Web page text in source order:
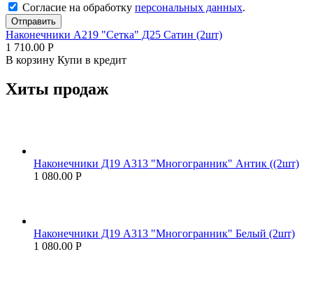
Согласие на обработку персональных данных.
Отправить
Наконечники А219 "Сетка" Д25 Сатин (2шт)
1 710.00 Р
В корзину Купи в кредит
Хиты продаж
Наконечники Д19 А313 "Многогранник" Антик ((2шт)
1 080.00 Р
Наконечники Д19 А313 "Многогранник" Белый (2шт)
1 080.00 Р